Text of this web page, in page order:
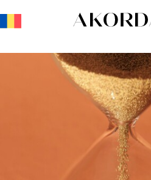
Oportunități profesionale